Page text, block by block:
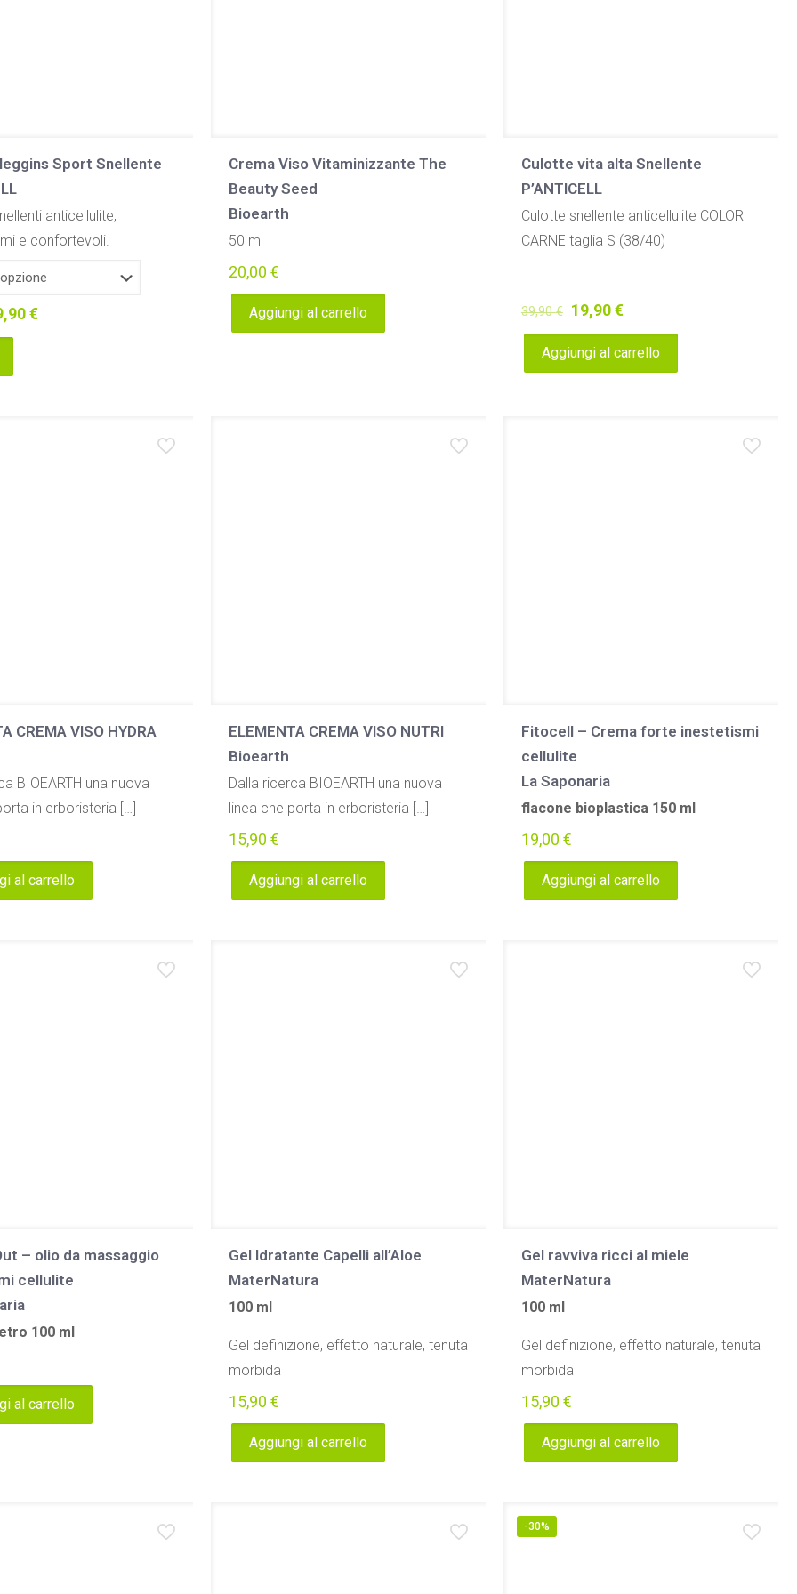
Sport Snellente
anticellulite,
e confortevoli.
€Il
Crema Viso Vitaminizzante The
Beauty Seed
Bioearth
50 ml
20,00 €
Aggiungi al carrello
Culotte vita alta Snellente
P’ANTICELL
Culotte snellente anticellulite COLOR
CARNE taglia S (38/40)
39,90€ Il
prezzo
originale
19,90€Il
prezzo
attuale
Aggiungi al carrello
CREMA VISO HYDRA
BIOEARTH una nuova
in erboristeria […]
al carrello
ELEMENTA CREMA VISO NUTRI
Bioearth
Dalla ricerca BIOEARTH una nuova
linea che porta in erboristeria […]
15,90 €
Aggiungi al carrello
Fitocell – Crema forte inestetismi
cellulite
La Saponaria
flacone bioplastica 150 ml
19,00 €
Aggiungi al carrello
– olio da massaggio
cellulite
100 ml
al carrello
Gel Idratante Capelli all’Aloe
MaterNatura
100 ml
Gel definizione, effetto naturale, tenuta
morbida
15,90 €
Aggiungi al carrello
Gel ravviva ricci al miele
MaterNatura
100 ml
Gel definizione, effetto naturale, tenuta
morbida
15,90 €
Aggiungi al carrello
-30%